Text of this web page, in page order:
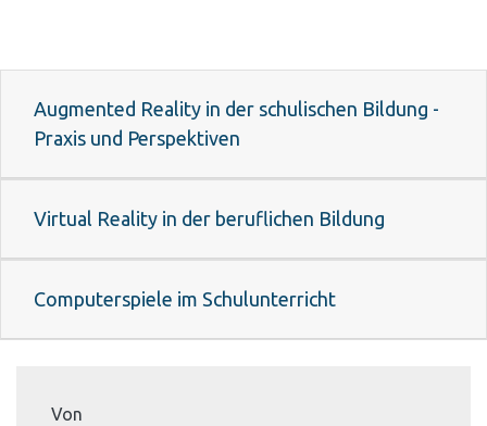
Augmented Reality in der schulischen Bildung -
Praxis und Perspektiven
Virtual Reality in der beruflichen Bildung
Computerspiele im Schulunterricht
Von